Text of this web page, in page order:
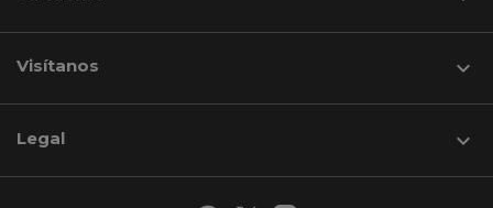
Visítanos keyboard_arrow_down
Legal 